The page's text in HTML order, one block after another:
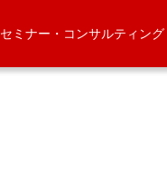
セミナー・コンサルティング